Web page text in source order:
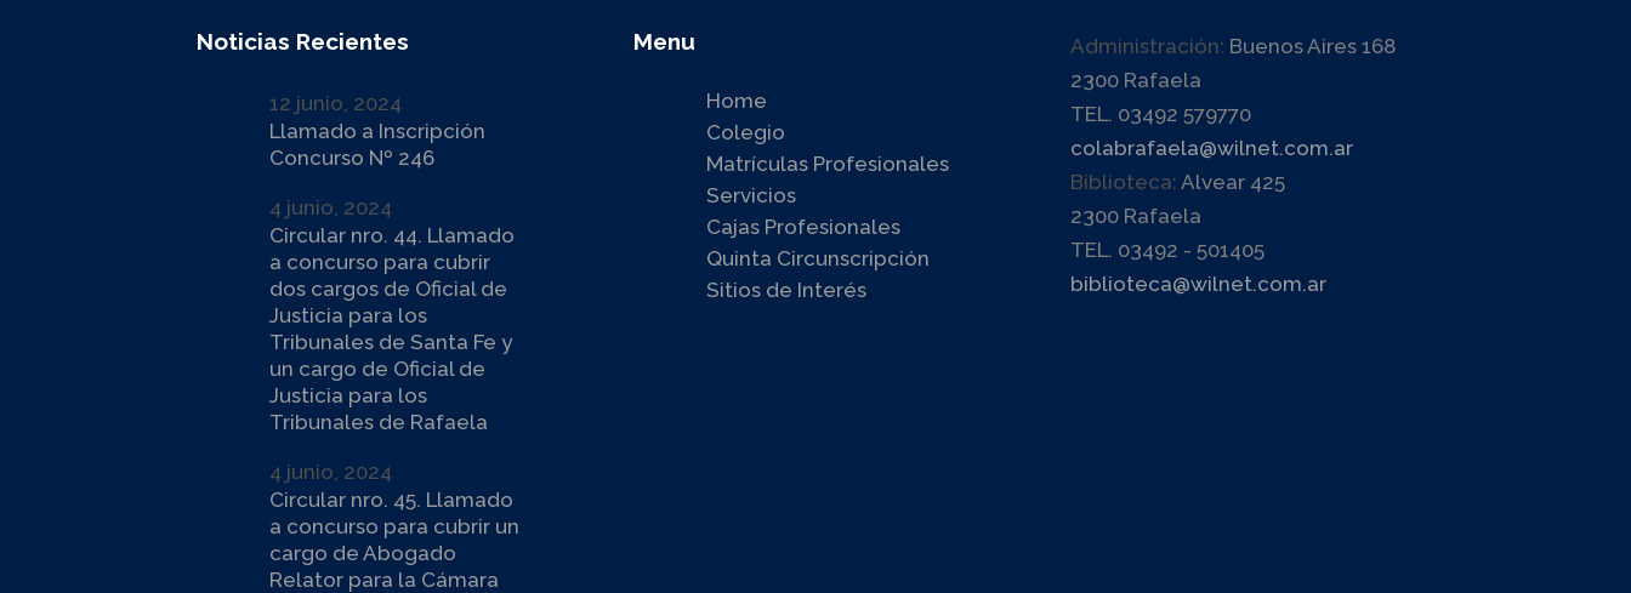
Noticias Recientes
12 junio, 2024
Llamado a Inscripción
Concurso Nº 246
4 junio, 2024
Circular nro. 44. Llamado
a concurso para cubrir
dos cargos de Oficial de
Justicia para los
Tribunales de Santa Fe y
un cargo de Oficial de
Justicia para los
Tribunales de Rafaela
4 junio, 2024
Circular nro. 45. Llamado
a concurso para cubrir un
cargo de Abogado
Relator para la Cámara
Menu
Home
Colegio
Matrículas Profesionales
Servicios
Cajas Profesionales
Quinta Circunscripción
Sitios de Interés
Administración: Buenos Aires 168
2300 Rafaela
TEL. 03492 579770
colabrafaela@wilnet.com.ar
Biblioteca: Alvear 425
2300 Rafaela
TEL. 03492 - 501405
biblioteca@wilnet.com.ar